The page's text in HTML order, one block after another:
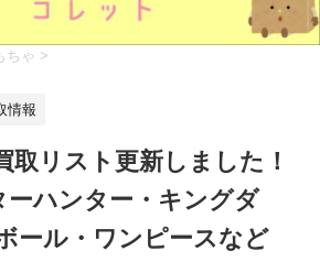
ちゃ >
情報
取リスト更新しました！
ーハンター・キングダ
ール・ワンピースなど